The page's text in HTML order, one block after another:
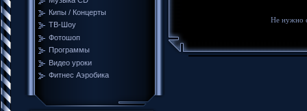
Кипы / Концерты
ТВ-Шоу
Фотошоп
Программы
Видео уроки
Фитнес Аэробика
Не нужно